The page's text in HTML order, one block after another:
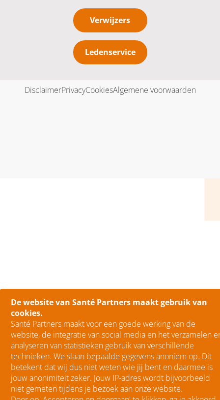
De website van Santé Partners maakt gebruik van
cookies.
Santé Partners maakt voor een goede werking van de
website, de integratie van social media en het verzamelen
analyseren van statistieken gebruik van verschillende
technieken. We slaan bepaalde gegevens anoniem op. Dit
betekent dat wij dus niet weten wie jij bent en daarmee is
jouw anonimiteit zeker. Jouw IP-adres wordt bijvoorbeeld
niet gemeten tijdens je bezoek aan onze website.
Verwijzers
Ledenservice
DisclaimerPrivacyCookiesAlgemene voorwaarden